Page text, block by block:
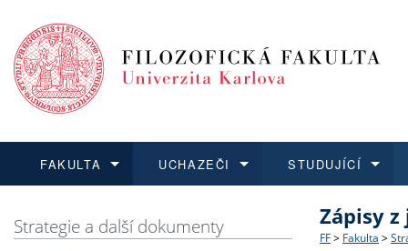
FAKULTA
Struktura
UCHAZEČI
Co
STUDUJÍCÍ
O vědě a
Aktuální
Strategie a další dokumenty Zápisy
FF > Fakulta >